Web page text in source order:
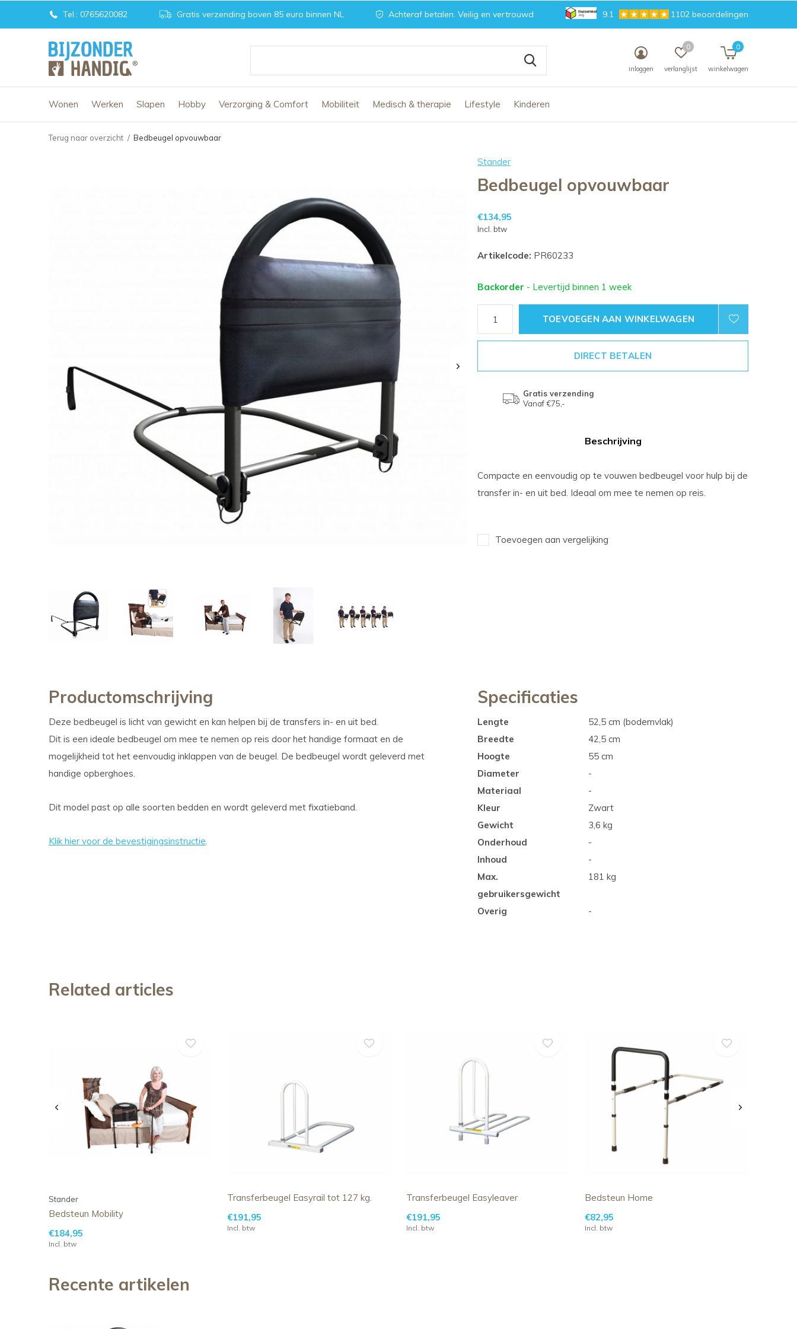
Wonen Werken Slapen Hobby Verzorging & Comfort Mobiliteit Medisch & therapie Lifestyle Kinderen
inloggen verlanglijst
0
winkelwagen
0
Tel.: 0765620082 Gratis verzending boven 85 euro binnen NL Achteraf betalen. Veilig en vertrouwd 9.1 1102 beoordelingen
Terug naar overzicht Bedbeugel opvouwbaar
Stander
Bedbeugel opvouwbaar
€134,95
Incl. btw
Artikelcode: PR60233
Backorder - Levertijd binnen 1 week
TOEVOEGEN AAN WINKELWAGEN
DIRECT BETALEN
Gratis verzending
Vanaf €75,-
Beschrijving
Compacte en eenvoudig op te vouwen bedbeugel voor hulp bij de
transfer in- en uit bed. Ideaal om mee te nemen op reis.
Toevoegen aan vergelijking
Productomschrijving
Deze bedbeugel is licht van gewicht en kan helpen bij de transfers in- en uit bed.
Dit is een ideale bedbeugel om mee te nemen op reis door het handige formaat en de
mogelijkheid tot het eenvoudig inklappen van de beugel. De bedbeugel wordt geleverd met
handige opberghoes.
Dit model past op alle soorten bedden en wordt geleverd met fixatieband.
Klik hier voor de bevestigingsinstructie.
Specificaties
Lengte
52,5 cm (bodemvlak)
Breedte
42,5 cm
Hoogte
55 cm
Diameter
-
Materiaal
-
Kleur
Zwart
Gewicht
3,6 kg
Onderhoud
-
Inhoud
-
Max.
gebruikersgewicht
181 kg
Overig -
Related articles
Stander
Bedsteun Mobility
€184,95
Incl. btw
Transferbeugel Easyrail tot 127 kg.
€191,95
Incl. btw
Transferbeugel Easyleaver
€191,95
Incl. btw
Bedsteun Home
€82,95
Incl. btw
Recente artikelen